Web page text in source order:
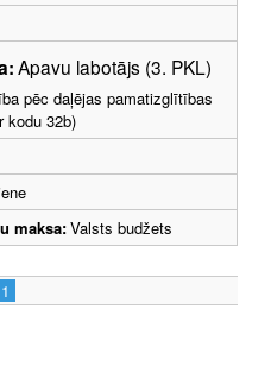
Apavu labotājs (3. PKL)
pēc daļējas pamatizglītības
kodu 32b)
maksa:Valsts budžets
1